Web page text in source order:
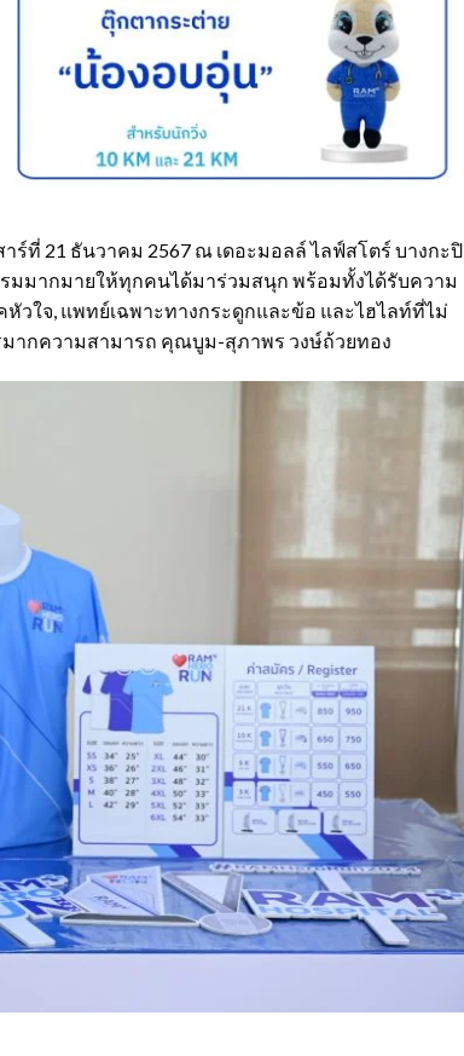
ร์ที่ 21 ธันวาคม 2567 ณ เดอะมอลล์ ไลฟ์สโตร์ บางกะปิ
มมากมายให้ทุกคนได้มาร่วมสนุก พร้อมทั้งได้รับความ
วใจ, แพทย์เฉพาะทางกระดูกและข้อ และไฮไลท์ที่ไม่
ากความสามารถ คุณบูม-สุภาพร วงษ์ถ้วยทอง